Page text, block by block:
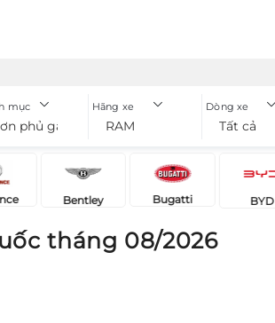
mục
phủ gầm
Hãng xe
RAM
Dòng xe
Tất cả
Bentley Bugatti BYD
tháng 08/2026